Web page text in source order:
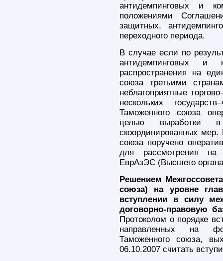
антидемпинговых и
положениями
защитных,
переходного периода.
В случае если по
антидемпинговых
распространения на
союза третьими
неблагоприятные
нескольких
Таможенного союза
целью выработки
скоординированных
союза поручено
для рассмотрения на
ЕврАзЭС (Высшего
Решением
союза) на уровне
вступлении в силу
договорно-правовую
Протоколом о порядке
направленных на
Таможенного союза,
06.10.2007 считать